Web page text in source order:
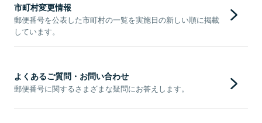
市町村変更情報
郵便番号を公表した市町村の一覧を実施日の新しい順に掲載
しています。
よくあるご質問・お問い合わせ
郵便番号に関するさまざまな疑問にお答えします。